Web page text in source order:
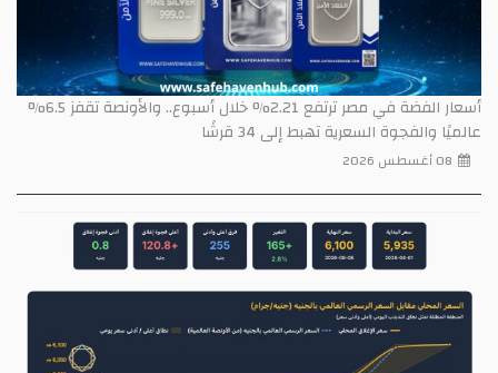
أسعار الفضة في مصر ترتفع 2.21% خلال أسبوع.. والأونصة تقفز 6.5%
عالميًا والفجوة السعرية تهبط إلى 34 قرشًا
08 أغسطس 2026